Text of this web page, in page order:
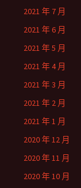
2021 年 7 月
2021 年 6 月
2021 年 5 月
2021 年 4 月
2021 年 3 月
2021 年 2 月
2021 年 1 月
2020 年 12 月
2020 年 11 月
2020 年 10 月